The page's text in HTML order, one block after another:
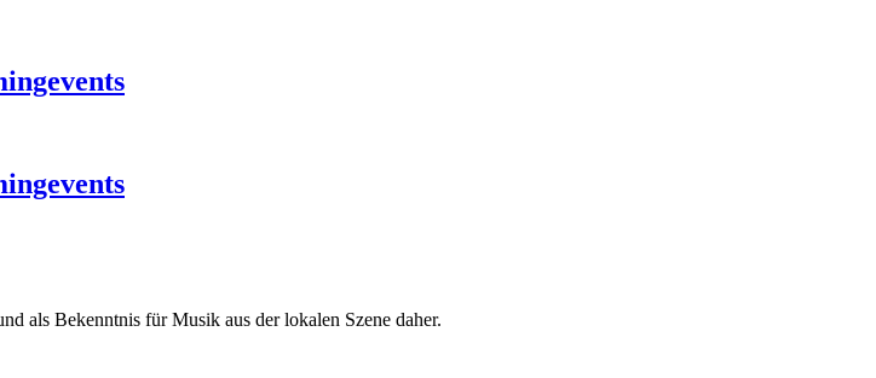
als Bekenntnis für Musik aus der lokalen Szene daher.